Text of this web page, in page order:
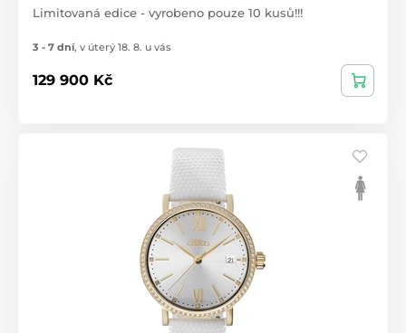
Limitovaná edice - vyrobeno pouze 10 kusů!!!
3 - 7 dní, v úterý 18. 8. u vás
129 900 Kč